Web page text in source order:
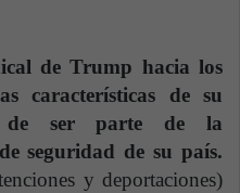
de Trump hacia los
características de su
de ser parte de la
seguridad de su país.
y deportaciones)